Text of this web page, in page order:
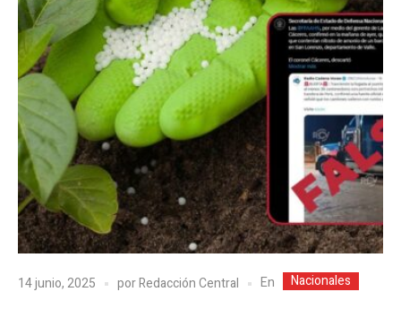
14 junio, 2025 porRedacción Central En Nacionales